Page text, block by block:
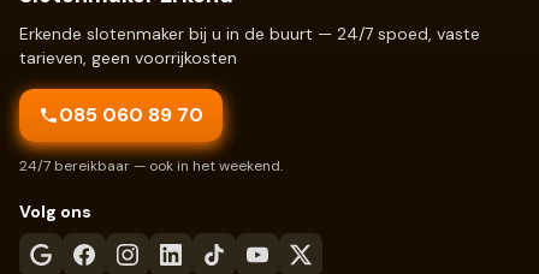
Erkende slotenmaker bij u in de buurt — 24/7 spoed, vaste
tarieven, geen voorrijkosten
085 060 89 70
24/7 bereikbaar — ook in het weekend.
Volg ons